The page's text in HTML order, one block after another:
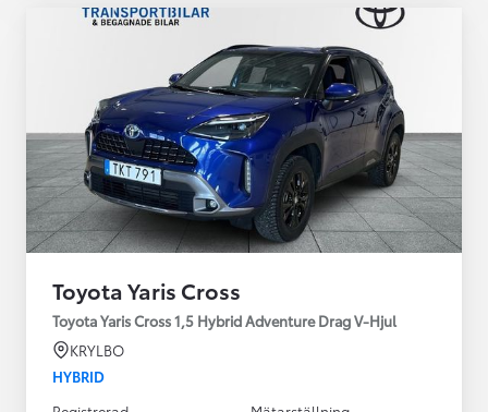
Toyota Yaris Cross
Toyota Yaris Cross 1,5 Hybrid Adventure Drag V-Hjul
KRYLBO
HYBRID